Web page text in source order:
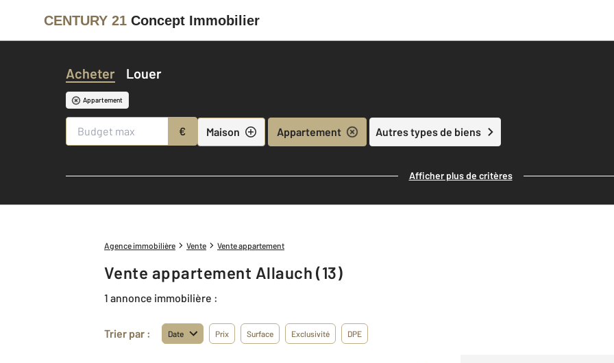
CENTURY 21 Concept Immobilier
Acheter Louer
Appartement
€ Maison Appartement Autres types de biens
Afficher plus de critères
Agence immobilière Vente Vente appartement
Vente appartement Allauch (13)
1 annonce immobilière :
Trier par : Date Prix Surface Exclusivité DPE